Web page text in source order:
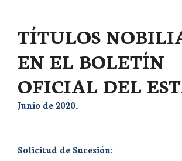
TÍTULOS
EN EL BOLETÍN
OFICIAL DEL
Junio de 2020.
Solicitud de Sucesión: